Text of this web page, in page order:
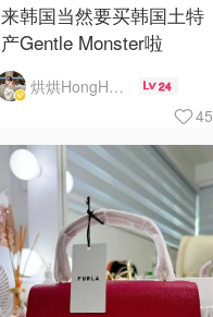
来韩国当然要买韩国土特
产Gentle Monster啦
烘烘HongHong 24
45